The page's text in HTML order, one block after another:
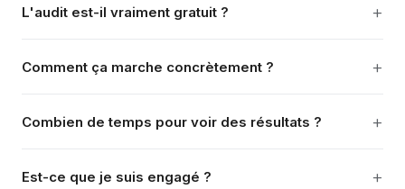
L'audit est-il vraiment gratuit ? +
Comment ça marche concrètement ? +
Combien de temps pour voir des résultats ? +
Est-ce que je suis engagé ? +